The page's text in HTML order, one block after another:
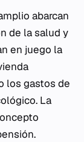
abarcan
de la salud y
en juego la
los gastos de
La